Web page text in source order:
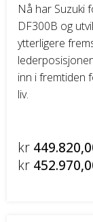
Nå har Suzuki
DF300B og
ytterligere
inn i fremtiden
liv.
kr
kr